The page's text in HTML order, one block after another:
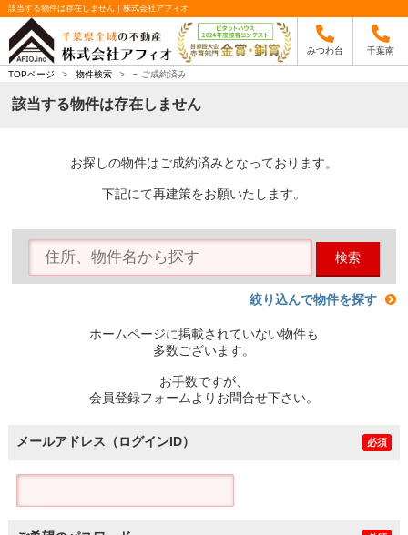
該当する物件は存在しません｜株式会社アフィオ
みつわ台 千葉南
TOPページ > 物件検索 > - ご成約済み
該当する物件は存在しません
お探しの物件はご成約済みとなっております。
下記にて再建策をお願いたします。
検索
絞り込んで物件を探す
ホームページに掲載されていない物件も
多数ございます。
お手数ですが、
会員登録フォームよりお問合せ下さい。
メールアドレス（ログインID） 必須